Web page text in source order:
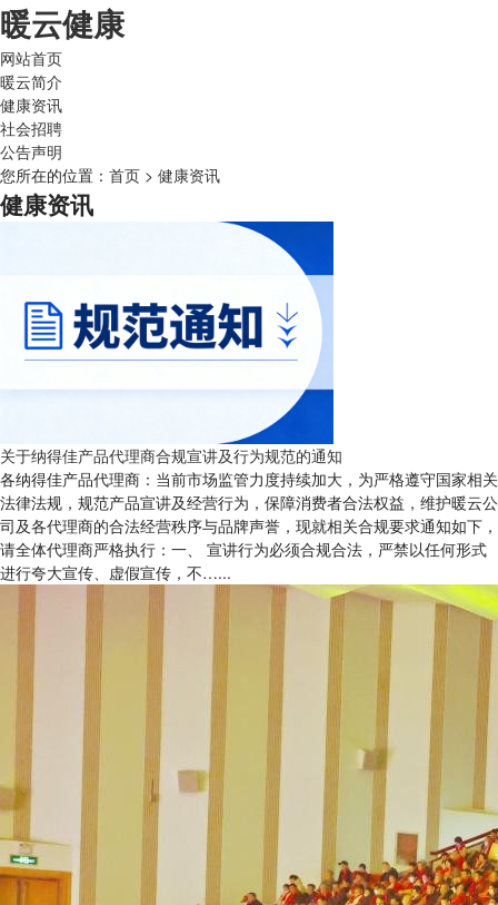
暖云健康
网站首页
暖云简介
健康资讯
社会招聘
公告声明
您所在的位置： 首页 > 健康资讯
健康资讯
关于纳得佳产品代理商合规宣讲及行为规范的通知
各纳得佳产品代理商：当前市场监管力度持续加大，为严格遵守国家相关
法律法规，规范产品宣讲及经营行为，保障消费者合法权益，维护暖云公
司及各代理商的合法经营秩序与品牌声誉，现就相关合规要求通知如下，
请全体代理商严格执行：一、 宣讲行为必须合规合法，严禁以任何形式
进行夸大宣传、虚假宣传，不…...